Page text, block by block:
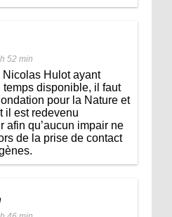
52 min
Hulot ayant
temps disponible, il faut
pour la Nature et
il est redevenu
afin qu’aucun impair ne
de la prise de contact